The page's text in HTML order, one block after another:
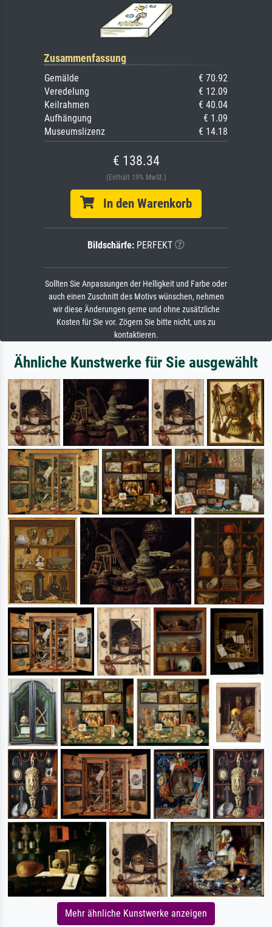
Zusammenfassung
Gemälde
€ 70.92
Veredelung
€ 12.09
Keilrahmen
€ 40.04
Aufhängung
€ 1.09
Museumslizenz
€ 14.18
€ 138.34
(Enthält 19% MwSt.)
In den Warenkorb
Bildschärfe: PERFEKT
Sollten Sie Anpassungen der Helligkeit und Farbe oder
auch einen Zuschnitt des Motivs wünschen, nehmen
wir diese Änderungen gerne und ohne zusätzliche
Kosten für Sie vor. Zögern Sie bitte nicht, uns zu
kontaktieren.
Ähnliche Kunstwerke für Sie ausgewählt
Mehr ähnliche Kunstwerke anzeigen